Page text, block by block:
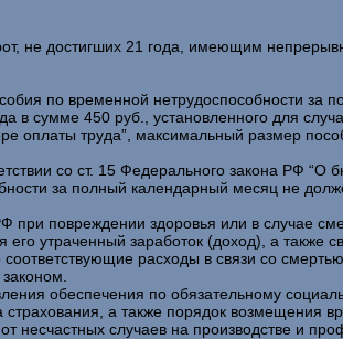
не достигших 21 года, имеющим
по временной нетрудоспособности за
в сумме 450 руб., установленного для
оплаты труда”, максимальный размер
со ст. 15 Федерального закона РФ “О
за полный календарный месяц не
при повреждении здоровья или в случае
утраченный заработок (доход), а также
расходы в связи со
обеспечения по обязательному
а также порядок возмещения
несчастных случаев на производстве и